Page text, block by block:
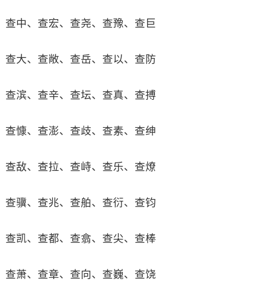
查中、查宏、查尧、查豫、查巨
查大、查敞、查岳、查以、查防
查滨、查辛、查坛、查真、查搏
查慷、查澎、查歧、查素、查绅
查敌、查拉、查峙、查乐、查燎
查骥、查兆、查舶、查衍、查钧
查凯、查都、查翕、查尖、查棒
查萧、查章、查向、查巍、查饶